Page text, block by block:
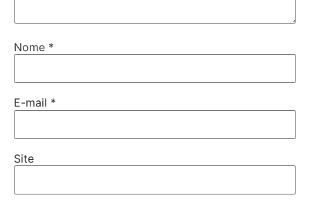
Nome *
E-mail *
Site